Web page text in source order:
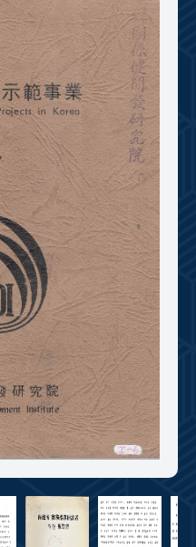
행정박물 영상 기록물
50+1주년 광장